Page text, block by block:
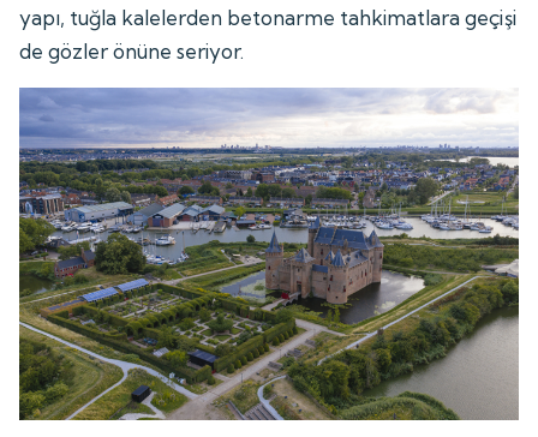
yapı, tuğla kalelerden betonarme tahkimatlara geçişi
de gözler önüne seriyor.